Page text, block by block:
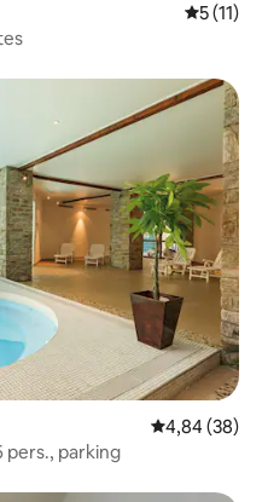
Note
5 (11)
Note
4,84 (38)
pers., parking